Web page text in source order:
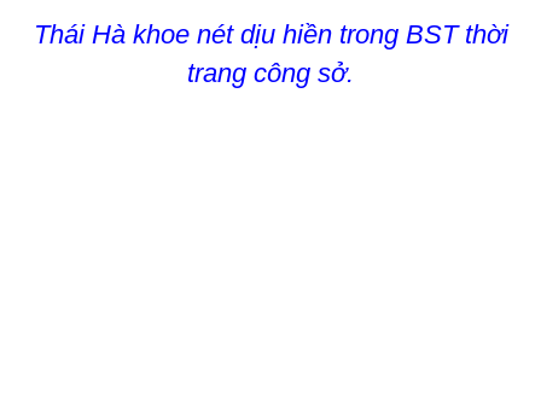
Thái Hà khoe nét dịu hiền trong BST thời
trang công sở.